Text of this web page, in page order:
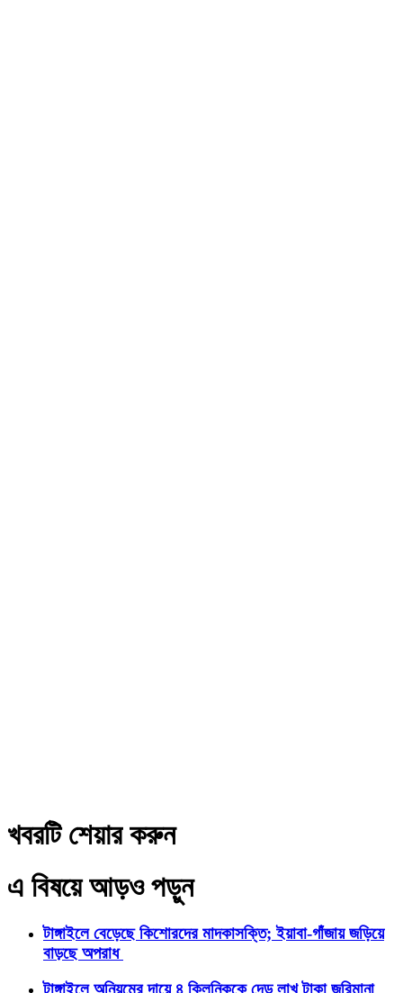
খবরটি শেয়ার করুন
এ বিষয়ে আড়ও পড়ুন
টাঙ্গাইলে বেড়েছে কিশোরদের মাদকাসক্তি; ইয়াবা-গাঁজায় জড়িয়ে
বাড়ছে অপরাধ